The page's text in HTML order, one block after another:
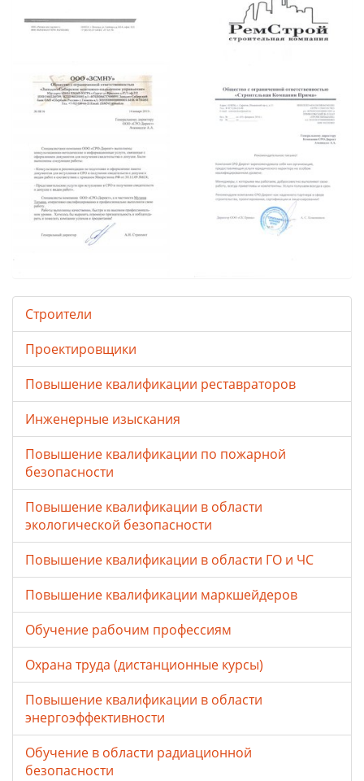
Строители
Проектировщики
Повышение квалификации реставраторов
Инженерные изыскания
Повышение квалификации по пожарной
безопасности
Повышение квалификации в области
экологической безопасности
Повышение квалификации в области ГО и ЧС
Повышение квалификации маркшейдеров
Обучение рабочим профессиям
Охрана труда (дистанционные курсы)
Повышение квалификации в области
энергоэффективности
Обучение в области радиационной
безопасности